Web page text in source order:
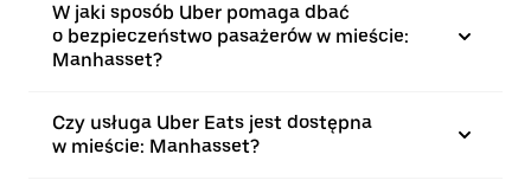
W jaki sposób Uber pomaga dbać
o bezpieczeństwo pasażerów w mieście:
Manhasset?
Czy usługa Uber Eats jest dostępna
w mieście: Manhasset?